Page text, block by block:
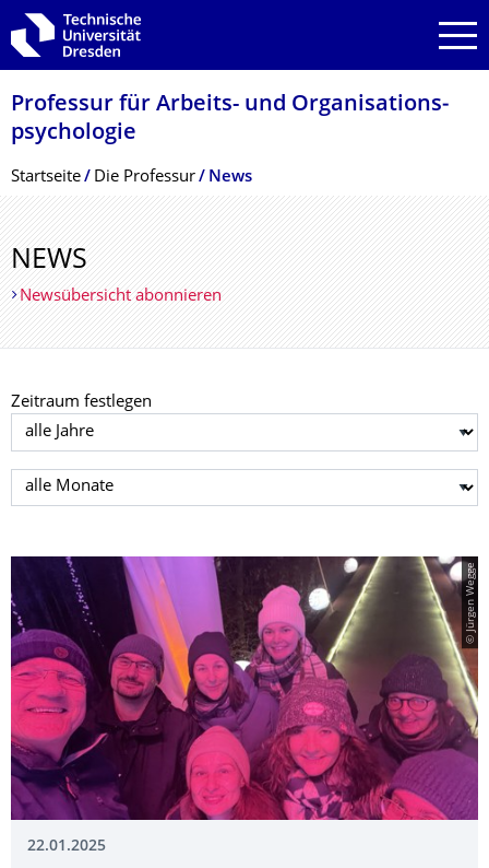
Zur Hauptnavigation springen
Zur Suche springen
Zum Inhalt springen
Professur für Arbeits- und Organisations­
psychologie
Breadcrumb-Menü
Startseite Die Professur News
NEWS
Newsübersicht abonnieren
Zeitraum festlegen
Jahr auswählen
Monat auswählen
© Jürgen Wegge
22.01.2025